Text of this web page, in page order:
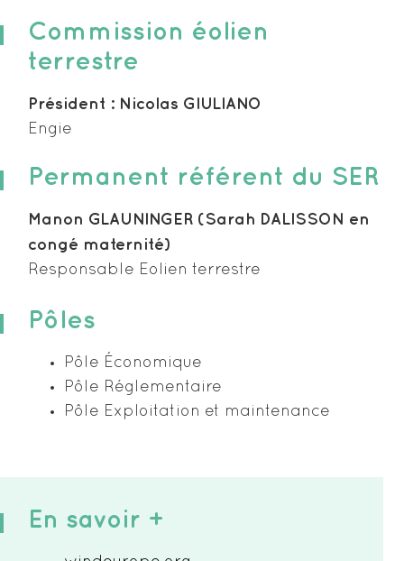
Commission éolien
terrestre
Président : Nicolas GIULIANO
Engie
Permanent référent du SER
Manon GLAUNINGER (Sarah DALISSON en
congé maternité)
Responsable Eolien terrestre
Pôles
Pôle Économique
Pôle Réglementaire
Pôle Exploitation et maintenance
En savoir +